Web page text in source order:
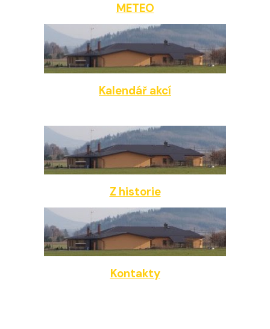
METEO
Kalendář akcí
Z historie
Kontakty